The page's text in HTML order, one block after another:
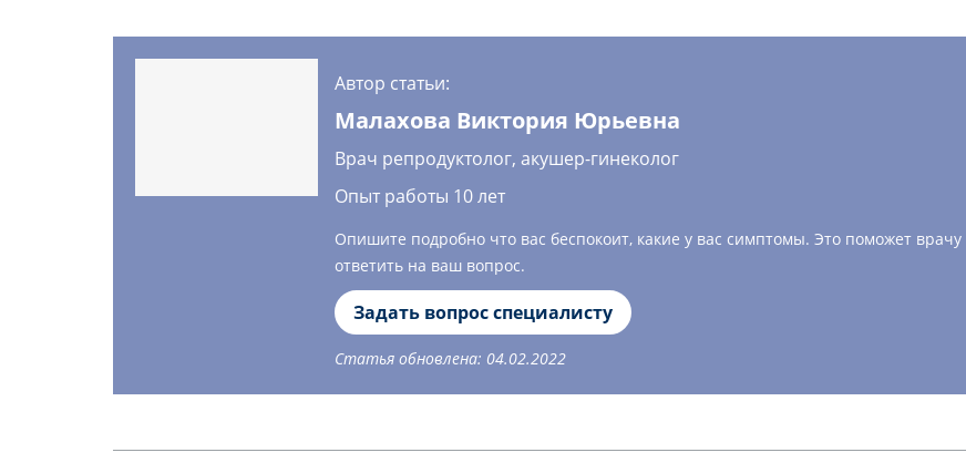
Автор статьи:
Малахова Виктория Юрьевна
Врач репродуктолог, акушер-гинеколог
Опыт работы 10 лет
Опишите подробно что вас беспокоит, какие у вас симптомы. Это поможет врачу
ответить на ваш вопрос.
Задать вопрос специалисту
Статья обновлена: 04.02.2022